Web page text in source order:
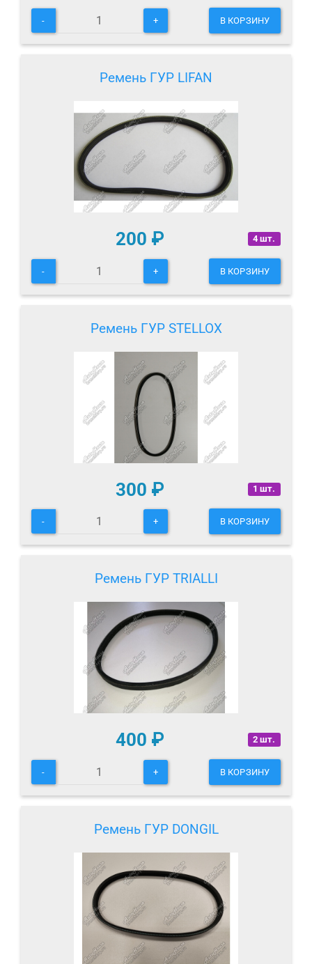
- + В КОРЗИНУ
Ремень ГУР LIFAN
4 шт.
200 ₽
- + В КОРЗИНУ
Ремень ГУР STELLOX
1 шт.
300 ₽
- + В КОРЗИНУ
Ремень ГУР TRIALLI
2 шт.
400 ₽
- + В КОРЗИНУ
Ремень ГУР DONGIL